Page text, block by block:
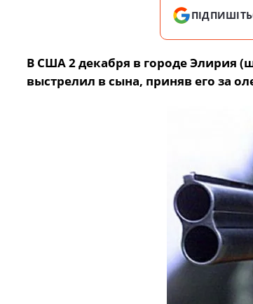
В США 2 декабря в городе Элирия
выстрелил в сына, приняв его за